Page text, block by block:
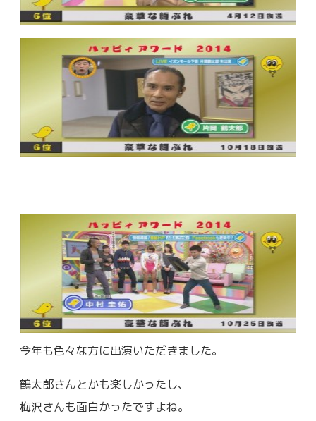
今年も色々な方に出演いただきました。
鶴太郎さんとかも楽しかったし、
梅沢さんも面白かったですよね。